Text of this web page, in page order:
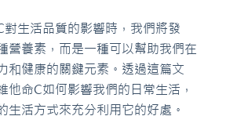
對生活品質的影響時，我們將發
營養素，而是一種可以幫助我們在
和健康的關鍵元素。透過這篇文
他命C如何影響我們的日常生活，
生活方式來充分利用它的好處。